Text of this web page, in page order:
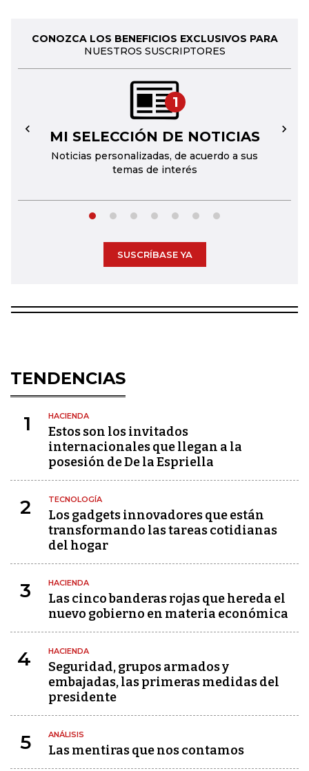
CONOZCA LOS BENEFICIOS EXCLUSIVOS PARA
NUESTROS SUSCRIPTORES
1
MI SELECCIÓN DE NOTICIAS
Noticias personalizadas, de acuerdo a sus
temas de interés
← →
SUSCRÍBASE YA
TENDENCIAS
1 HACIENDA
Estos son los invitados
internacionales que llegan a la
posesión de De la Espriella
2 TECNOLOGÍA
Los gadgets innovadores que están
transformando las tareas cotidianas
del hogar
3 HACIENDA
Las cinco banderas rojas que hereda el
nuevo gobierno en materia económica
4 HACIENDA
Seguridad, grupos armados y
embajadas, las primeras medidas del
presidente
5 ANÁLISIS
Las mentiras que nos contamos